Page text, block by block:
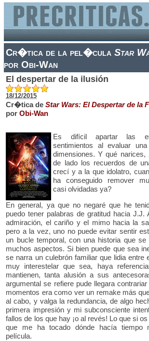
Cr�tica de la pel�cula Star
por Obi-Wan
El despertar de la ilusión
18/12/2015
Cr�tica deStar Wars: El Despertar de la
porObi-Wan
Es difícil apartar las
sentimientos al evaluar
dimensiones. Y qué narices,
de lado los recuerdos de
crecí y a la que idolatro,
ha conseguido remover
casi olvidadas ya?
En general, ya que no negaré que he
puedo tener palabras de gratitud hacia J.J.
admiración, el cariño y el mimo hacia la
pero a la vez, uno no puede evitar sentir
un bucle temporal, con una historia que
muchos aspectos. Si bien puede que sea
se narra un culebrón familiar que lidia entre
muy interestelar que sea, haya
mantienen, tanta alusión a sus
argumental se refiere pude llegara
momentos era como ver un remake más
al cabo, y valga la redundancia, de algo
primera impresión y mi subconsciente
fallos de los que hay ¡o al revés! Lo que si
que me ha tocado dónde hacía tiempo
película.